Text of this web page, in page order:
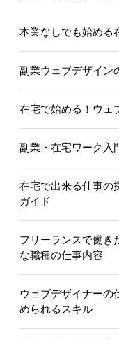
本業なしでも始める
副業ウェブデザイン
在宅で始める！ウェ
副業・在宅ワーク入
在宅で出来る仕事の
ガイド
フリーランスで働き
な職種の仕事内容
ウェブデザイナーの
められるスキル